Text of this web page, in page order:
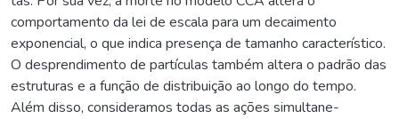
comportamento da lei de escala para um decaimento
exponencial, o que indica presença de tamanho característico.
O desprendimento de partículas também altera o padrão das
estruturas e a função de distribuição ao longo do tempo.
Além disso, consideramos todas as ações simultane-